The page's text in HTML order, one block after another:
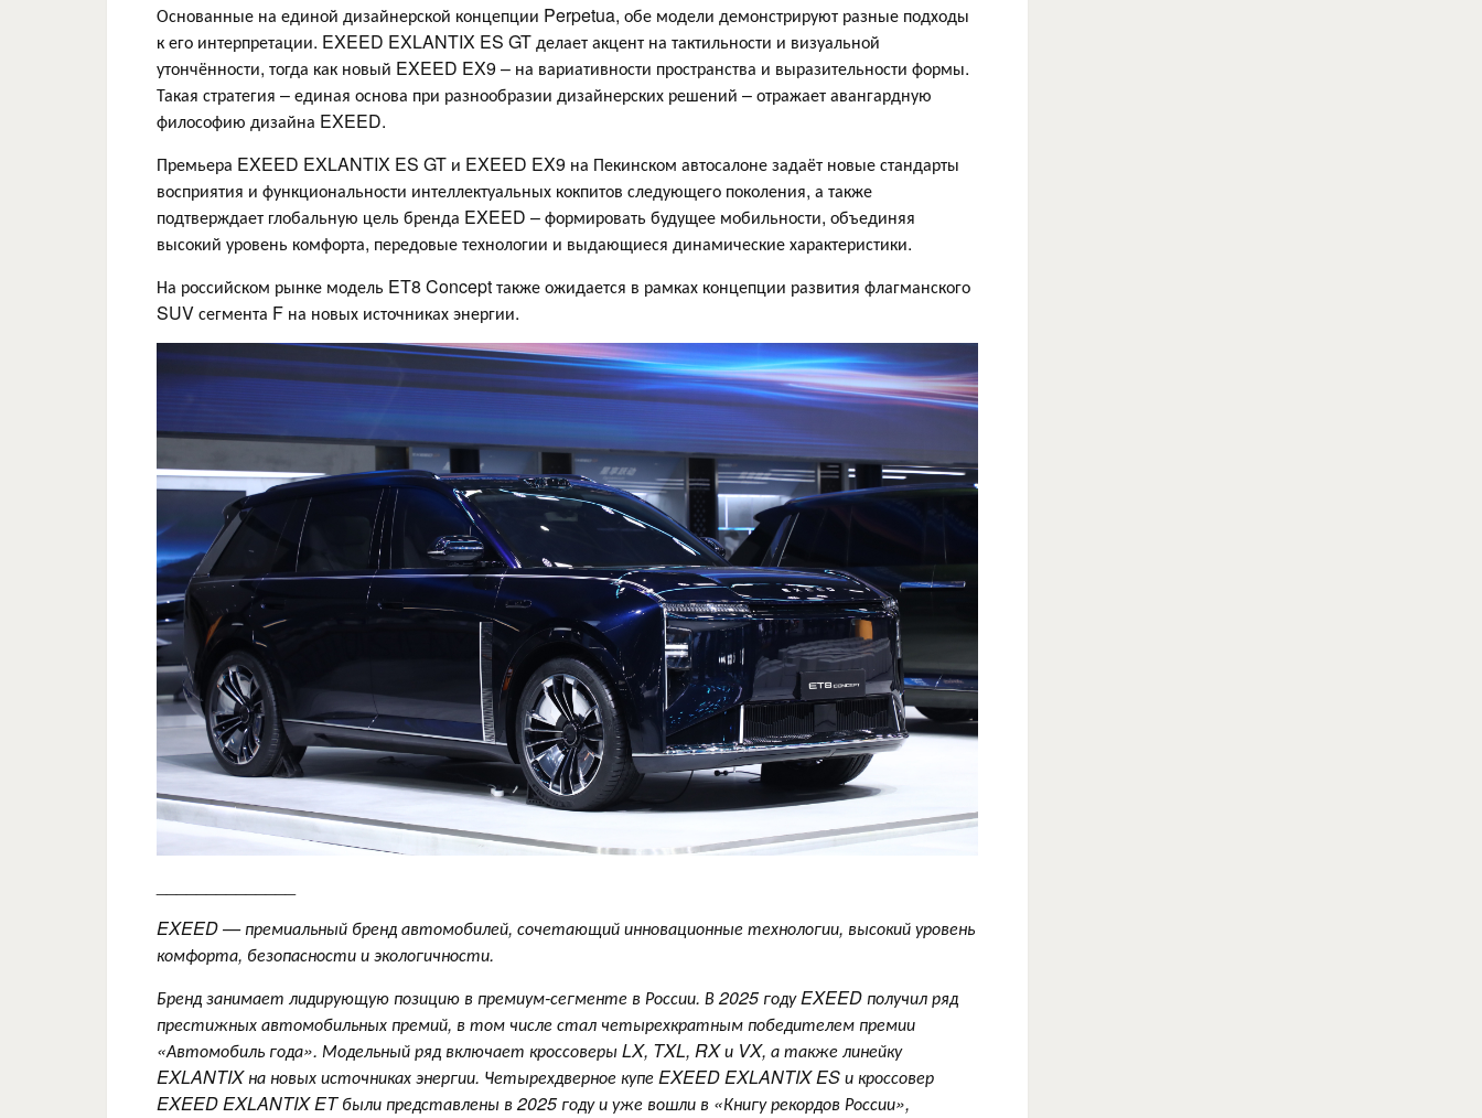
Основанные на единой дизайнерской концепции Perpetua, обе модели демонстрируют разные подходы
к его интерпретации. EXEED EXLANTIX ES GT делает акцент на тактильности и визуальной
утончённости, тогда как новый EXEED EX9 – на вариативности пространства и выразительности формы.
Такая стратегия – единая основа при разнообразии дизайнерских решений – отражает авангардную
философию дизайна EXEED.
Премьера EXEED EXLANTIX ES GT и EXEED EX9 на Пекинском автосалоне задаёт новые стандарты
восприятия и функциональности интеллектуальных кокпитов следующего поколения, а также
подтверждает глобальную цель бренда EXEED – формировать будущее мобильности, объединяя
высокий уровень комфорта, передовые технологии и выдающиеся динамические характеристики.
На российском рынке модель ET8 Concept также ожидается в рамках концепции развития флагманского
SUV сегмента F на новых источниках энергии.
EXEED — премиальный бренд автомобилей, сочетающий инновационные технологии, высокий уровень
комфорта, безопасности и экологичности.
Бренд занимает лидирующую позицию в премиум-сегменте в России. В 2025 году EXEED получил ряд
престижных автомобильных премий, в том числе стал четырехкратным победителем премии
«Автомобиль года». Модельный ряд включает кроссоверы LX, TXL, RX и VX, а также линейку
EXLANTIX на новых источниках энергии. Четырехдверное купе EXEED EXLANTIX ES и кроссовер
EXEED EXLANTIX ET были представлены в 2025 году и уже вошли в «Книгу рекордов России»,